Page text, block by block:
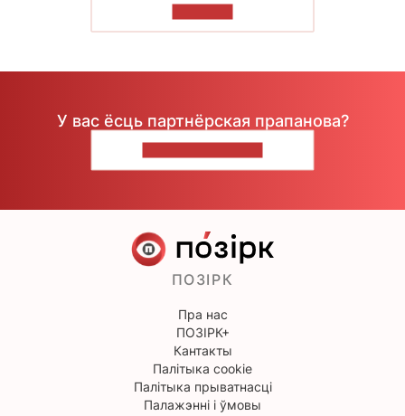
У вас ёсць партнёрская прапанова?
ПОЗІРК
Пра нас
ПОЗІРК+
Кантакты
Палітыка cookie
Палітыка прыватнасці
Палажэнні і ўмовы